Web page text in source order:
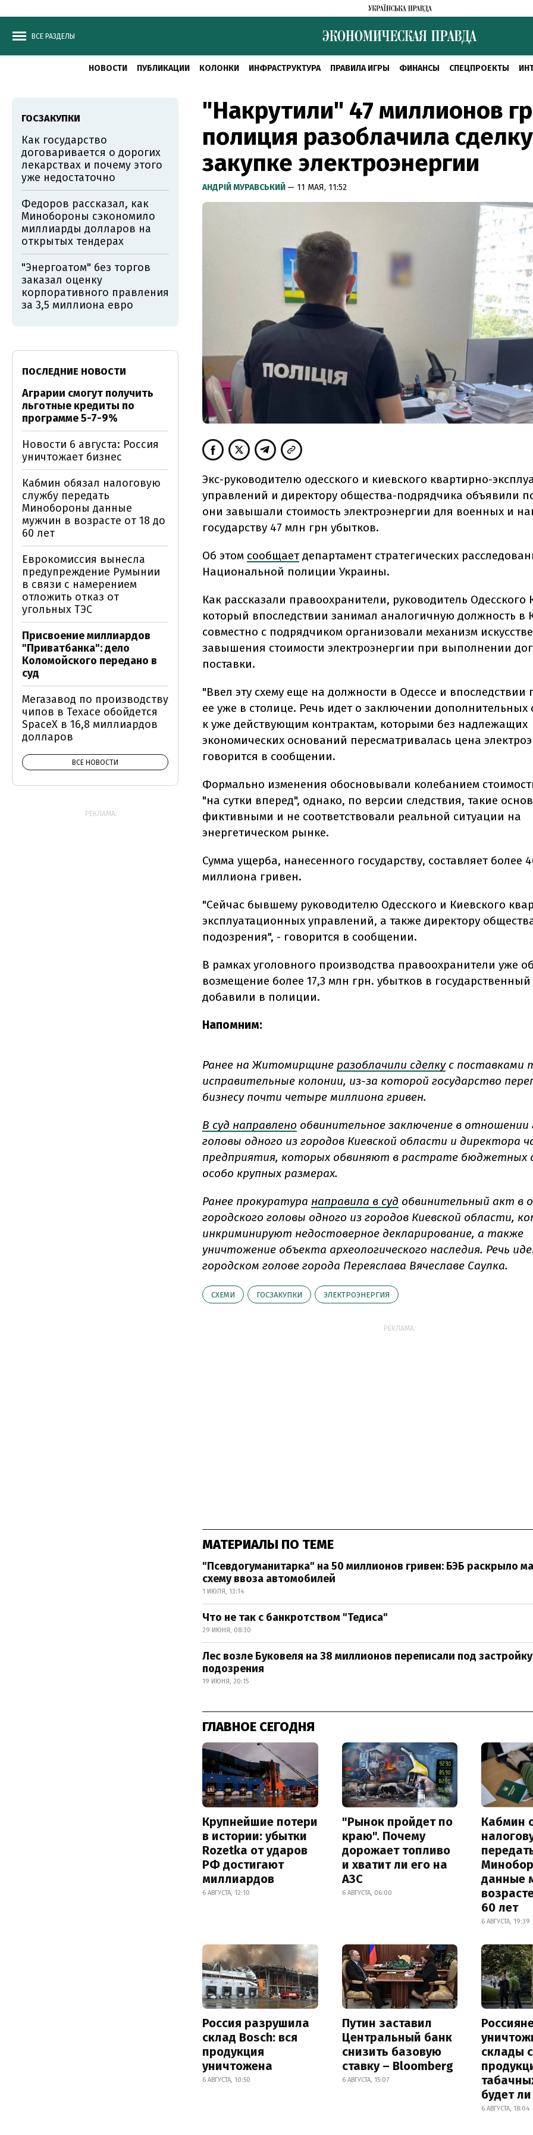
ВСЕ РАЗДЕЛЫ
НОВОСТИ ПУБЛИКАЦИИ КОЛОНКИ ИНФРАСТРУКТУРА ПРАВИЛА ИГРЫ ФИНАНСЫ СПЕЦПРОЕКТЫ
"Накрутили" 47 миллионов
полиция разоблачила
закупке электроэнергии
АНДРІЙ МУРАВСЬКИЙ — 11 МАЯ, 11:52
Экс-руководителю одесского и киевского квартирно-
управлений и директору общества-подрядчика объявили
они завышали стоимость электроэнергии для военных и
государству 47 млн грн убытков.
Об этом сообщает департамент стратегических
Национальной полиции Украины.
Как рассказали правоохранители, руководитель Одесского
который впоследствии занимал аналогичную должность в
совместно с подрядчиком организовали механизм
завышения стоимости электроэнергии при выполнении
поставки.
"Ввел эту схему еще на должности в Одессе и впоследствии
ее уже в столице. Речь идет о заключении дополнительных
к уже действующим контрактам, которыми без надлежащих
экономических оснований пересматривалась цена
говорится в сообщении.
Формально изменения обосновывали колебанием
"на сутки вперед", однако, по версии следствия, такие
фиктивными и не соответствовали реальной ситуации на
энергетическом рынке.
Сумма ущерба, нанесенного государству, составляет более
миллиона гривен.
"Сейчас бывшему руководителю Одесского и Киевского
эксплуатационных управлений, а также директору
подозрения", - говорится в сообщении.
В рамках уголовного производства правоохранители уже
возмещение более 17,3 млн грн. убытков в
добавили в полиции.
Напомним:
Ранее на Житомирщине разоблачили сделку с поставками
исправительные колонии, из-за которой государство
бизнесу почти четыре миллиона гривен.
В суд направлено обвинительное заключение в отношении
головы одного из городов Киевской области и директора
предприятия, которых обвиняют в растрате бюджетных
особо крупных размерах.
Ранее прокуратура направила в суд обвинительный акт в
городского головы одного из городов Киевской области,
инкриминируют недостоверное декларирование, а также
уничтожение объекта археологического наследия. Речь
городском голове города Переяслава Вячеславе Саулка.
СХЕМИ ГОСЗАКУПКИ ЭЛЕКТРОЭНЕРГИЯ
РЕКЛАМА:
МАТЕРИАЛЫ ПО ТЕМЕ
"Псевдогуманитарка" на 50 миллионов гривен: БЭБ раскрыло
схему ввоза автомобилей
1 ИЮЛЯ, 13:14
Что не так с банкротством "Тедиса"
29 ИЮНЯ, 08:30
Лес возле Буковеля на 38 миллионов переписали под
подозрения
19 ИЮНЯ, 20:15
ГЛАВНОЕ СЕГОДНЯ
Крупнейшие потери
в истории: убытки
Rozetka от ударов
РФ достигают
миллиардов
6 АВГУСТА, 12:10
"Рынок пройдет по
краю". Почему
дорожает топливо
и хватит ли его на
АЗС
6 АВГУСТА, 06:00
Кабмин
данные
60 лет
6 АВГУСТА, 19:39
Россия разрушила
склад Bosch: вся
продукция
уничтожена
6 АВГУСТА, 10:50
Путин заставил
Центральный банк
снизить базовую
ставку – Bloomberg
6 АВГУСТА, 15:07
склады с
будет
6 АВГУСТА, 18:04
ГОСЗАКУПКИ
Как государство
договаривается о дорогих
лекарствах и почему этого
уже недостаточно
Федоров рассказал, как
Минобороны сэкономило
миллиарды долларов на
открытых тендерах
"Энергоатом" без торгов
заказал оценку
корпоративного правления
за 3,5 миллиона евро
ПОСЛЕДНИЕ НОВОСТИ
Аграрии смогут получить
льготные кредиты по
программе 5-7-9%
Новости 6 августа: Россия
уничтожает бизнес
Кабмин обязал налоговую
службу передать
Минобороны данные
мужчин в возрасте от 18 до
60 лет
Еврокомиссия вынесла
предупреждение Румынии
в связи с намерением
отложить отказ от
угольных ТЭС
Присвоение миллиардов
"Приватбанка": дело
Коломойского передано в
суд
Мегазавод по производству
чипов в Техасе обойдется
SpaceX в 16,8 миллиардов
долларов
ВСЕ НОВОСТИ
РЕКЛАМА: